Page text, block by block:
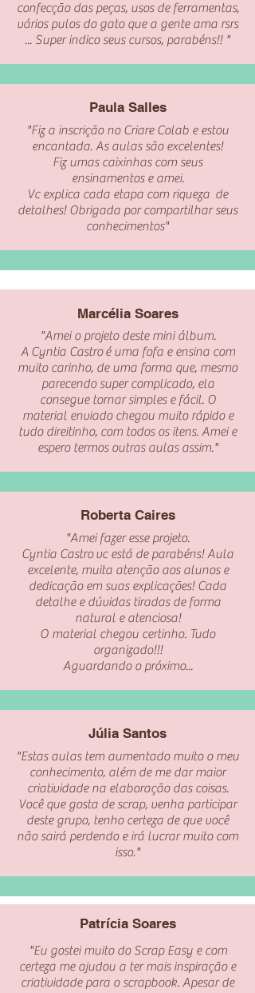
confecção das peças, usos de ferramentas,
vários pulos do gato que a gente ama rsrs
... Super indico seus cursos, parabéns!! "
Paula Salles
"Fiz a inscrição no Criare Colab e estou
encantada. As aulas são excelentes!
Fiz umas caixinhas com seus
ensinamentos e amei.
Vc explica cada etapa com riqueza de
detalhes! Obrigada por compartilhar seus
conhecimentos"
Marcélia Soares
"Amei o projeto deste mini álbum.
A Cyntia Castro é uma fofa e ensina com
muito carinho, de uma forma que, mesmo
parecendo super complicado, ela
consegue tornar simples e fácil. O
material enviado chegou muito rápido e
tudo direitinho, com todos os itens. Amei e
espero termos outras aulas assim."
Roberta Caires
"Amei fazer esse projeto.
Cyntia Castro vc está de parabéns! Aula
excelente, muita atenção aos alunos e
dedicação em suas explicações! Cada
detalhe e dúvidas tiradas de forma
natural e atenciosa!
O material chegou certinho. Tudo
organizado!!!
Aguardando o próximo...
Júlia Santos
"Estas aulas tem aumentado muito o meu
conhecimento, além de me dar maior
criatividade na elaboração das coisas.
Você que gosta de scrap, venha participar
deste grupo, tenho certeza de que você
não sairá perdendo e irá lucrar muito com
isso."
Patrícia Soares
"Eu gostei muito do Scrap Easy e com
certeza me ajudou a ter mais inspiração e
criatividade para o scrapbook. Apesar de